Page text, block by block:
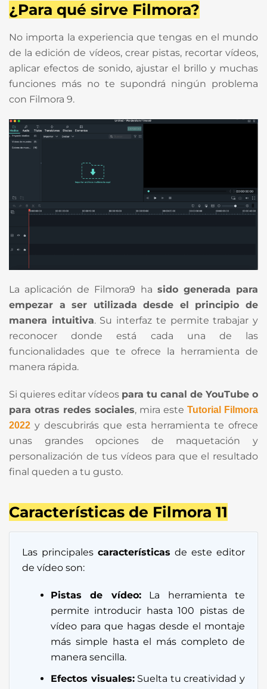
¿Para qué sirve Filmora?
No importa la experiencia que tengas en el mundo
de la edición de vídeos, crear pistas, recortar vídeos,
aplicar efectos de sonido, ajustar el brillo y muchas
funciones más no te supondrá ningún problema
con Filmora 9.
La aplicación de Filmora9 ha sido generada para
empezar a ser utilizada desde el principio de
manera intuitiva. Su interfaz te permite trabajar y
reconocer donde está cada una de las
funcionalidades que te ofrece la herramienta de
manera rápida.
Si quieres editar vídeos para tu canal de YouTube o
para otras redes sociales, mira este Tutorial Filmora
2022 y descubrirás que esta herramienta te ofrece
unas grandes opciones de maquetación y
personalización de tus vídeos para que el resultado
final queden a tu gusto.
Características de Filmora 11
Las principales características de este editor
de vídeo son:
Pistas de vídeo:La herramienta te
permite introducir hasta 100 pistas de
vídeo para que hagas desde el montaje
más simple hasta el más completo de
manera sencilla.
Efectos visuales:Suelta tu creatividad y